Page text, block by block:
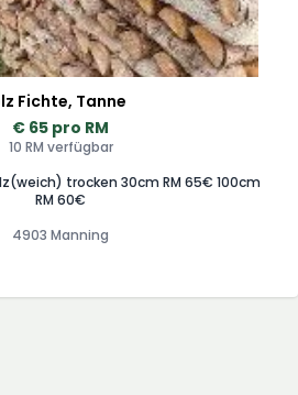
Fichte, Tanne
€ 65 pro RM
10 RM verfügbar
trocken 30cm RM 65€ 100cm
RM 60€
4903 Manning